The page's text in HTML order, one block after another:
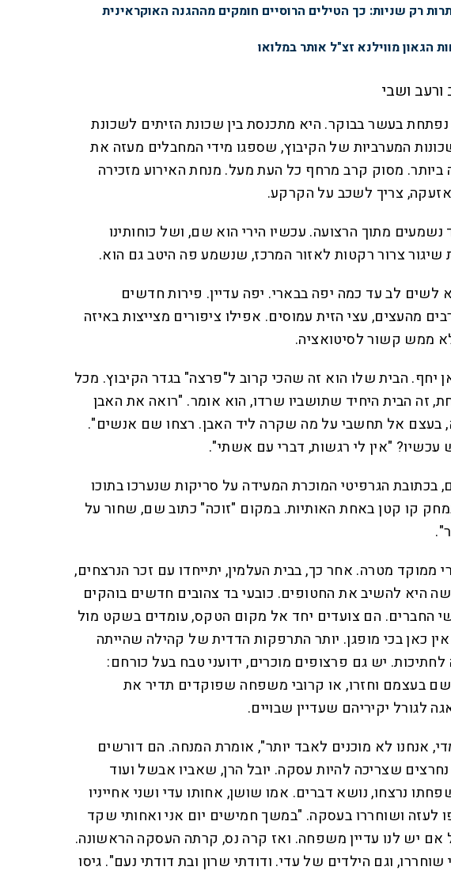
רק שניות: כך הטילים הרוסיים חומקים מההגנה האוקראינית
הגאון מווילנא זצ"ל אותר במלואו
ושבי
בעשר בבוקר. היא מתכנסת בין שכונת הזיתים לשכונת
המערביות של הקיבוץ, שספגו מידי המחבלים מעזה את
מסוק קרב מרחף כל העת מעל. מנחת האירוע מזכירה
צריך לשכב על הקרקע.
נשמעים מתוך הרצועה. עכשיו הירי הוא שם, ושל כוחותינו
שיגור צרור רקטות לאזור המרכז, שנשמע פה היטב גם הוא.
לב עד כמה יפה בבארי. יפה עדיין. פירות חדשים
מהעצים, עצי הזית עמוסים. אפילו ציפורים מצייצות באיזה
לא ממש קשור לסיטואציה.
יחף. הבית שלו הוא זה שהכי קרוב ל"פרצה" בגדר הקיבוץ. מכל
זה הבית היחיד שתושביו שרדו, הוא אומר. "רואה את האבן
בעצם אל תחשבי על מה שקרה ליד האבן. רצחו שם אנשים".
עכשיו? "אין לי רגשות, דברי עם אשתי".
בכתובת הגרפיטי המוכרת המעידה על סריקות שנערכו בתוכו
קו קטן באחת האותיות. במקום "זוכה" כתוב שם, שחור על
מטרה. אחר כך, בבית העלמין, יתייחדו עם זכר הנרצחים,
היא להשיב את החטופים. כובעי בד צהובים חדשים בוהקים
החברים. הם צועדים יחד אל מקום הטקס, עומדים בשקט מול
כאן בכי מופגן. יותר התרפקות הדדית של קהילה שהייתה
יש גם פרצופים מוכרים, ידועני טבח בעל כורחם:
בעצמם וחזרו, או קרובי משפחה שפוקדים תדיר את
לגורל יקיריהם שעדיין שבויים.
אנחנו לא מוכנים לאבד יותר", אומרת המנחה. הם דורשים
שצריכה להיות עסקה. יובל הרן, שאביו אבשל ועוד
נרצחו, נושא דברים. אמו שושן, אחותו עדי ושני אחייניו
לעזה ושוחררו בעסקה. "במשך חמישים יום אני ואחותי שקד
אם יש לנו עדיין משפחה. ואז קרה נס, קרתה העסקה הראשונה.
וגם הילדים של עדי. ודודתי שרון ובת דודתי נעם". גיסו